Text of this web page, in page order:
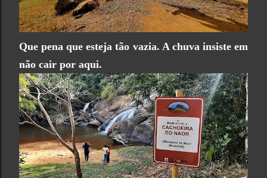
Que pena que esteja tão vazia. A chuva insiste em
não cair por aqui.